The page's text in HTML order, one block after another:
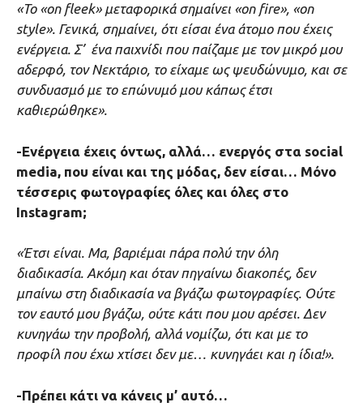
«Το «on fleek» μεταφορικά σημαίνει «on fire», «on
style». Γενικά, σημαίνει, ότι είσαι ένα άτομο που έχεις
ενέργεια. Σ’ ένα παιχνίδι που παίζαμε με τον μικρό μου
αδερφό, τον Νεκτάριο, το είχαμε ως ψευδώνυμο, και σε
συνδυασμό με το επώνυμό μου κάπως έτσι
καθιερώθηκε».
-Ενέργεια έχεις όντως, αλλά… ενεργός στα social
media, που είναι και της μόδας, δεν είσαι… Μόνο
τέσσερις φωτογραφίες όλες και όλες στο
Instagram;
«Έτσι είναι. Μα, βαριέμαι πάρα πολύ την όλη
διαδικασία. Ακόμη και όταν πηγαίνω διακοπές, δεν
μπαίνω στη διαδικασία να βγάζω φωτογραφίες. Ούτε
τον εαυτό μου βγάζω, ούτε κάτι που μου αρέσει. Δεν
κυνηγάω την προβολή, αλλά νομίζω, ότι και με το
προφίλ που έχω χτίσει δεν με… κυνηγάει και η ίδια!».
-Πρέπει κάτι να κάνεις μ’ αυτό…